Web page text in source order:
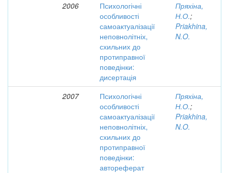
2006
Психологічні
особливості
самоактуалізації
неповнолітніх,
схильних до
протиправної
поведінки:
дисертація
Пряхіна,
Н.О.;
Priakhina,
N.O.
2007
Психологічні
особливості
самоактуалізації
неповнолітніх,
схильних до
протиправної
поведінки:
автореферат
Пряхіна,
Н.О.;
Priakhina,
N.O.